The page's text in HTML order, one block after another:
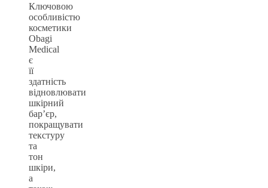
Ключовою
особливістю
косметики
Obagi
Medical
є
її
здатність
відновлювати
шкірний
бар’єр,
покращувати
текстуру
та
тон
шкіри,
а